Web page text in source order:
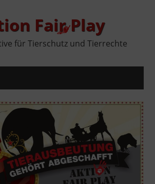
Fair Play
für Tierschutz und Tierrechte